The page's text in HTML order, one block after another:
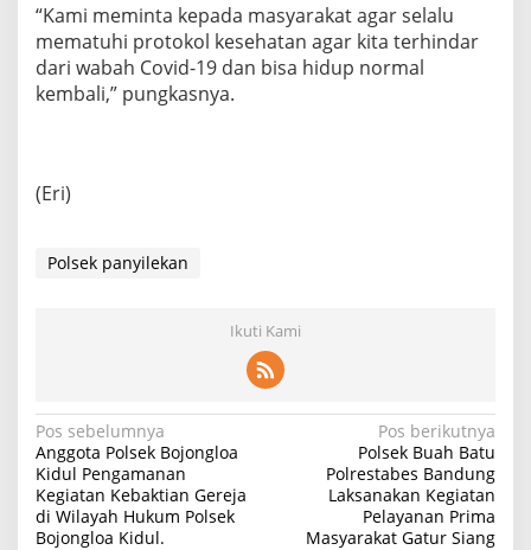
“Kami meminta kepada masyarakat agar selalu
mematuhi protokol kesehatan agar kita terhindar
dari wabah Covid-19 dan bisa hidup normal
kembali,” pungkasnya.
(Eri)
Polsek panyilekan
Ikuti Kami
Navigasi
pos
Pos sebelumnya
Anggota Polsek Bojongloa
Kidul Pengamanan
Kegiatan Kebaktian Gereja
di Wilayah Hukum Polsek
Bojongloa Kidul.
Pos berikutnya
Polsek Buah Batu
Polrestabes Bandung
Laksanakan Kegiatan
Pelayanan Prima
Masyarakat Gatur Siang